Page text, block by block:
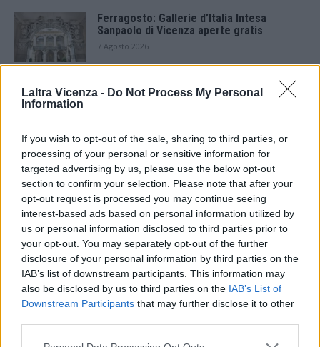
Laltra Vicenza - Do Not Process My Personal
Information
If you wish to opt-out of the sale, sharing to third parties, or
processing of your personal or sensitive information for
targeted advertising by us, please use the below opt-out
section to confirm your selection. Please note that after your
opt-out request is processed you may continue seeing
interest-based ads based on personal information utilized by
us or personal information disclosed to third parties prior to
your opt-out. You may separately opt-out of the further
disclosure of your personal information by third parties on the
IAB’s list of downstream participants. This information may
also be disclosed by us to third parties on the IAB’s List of
Downstream Participants that may further disclose it to other
Ferragosto: Gallerie d’Italia Intesa
Sanpaolo di Vicenza aperte gratis
7 Agosto 2026
Paolo Gnutti premiato come eccellenza
veneta nel mondo all’International
Berici in Festival 2026: a Lonigo “Little
Italy, sulla strada del sogno”
5 Agosto 2026
“Teatro in casa”: il 5 agosto il primo
spettacolo a Marano Vicentino con Maria
Celeste Carobene
4 Agosto 2026
Salotti Urbani 2026 al Bixio di Vicenza:
agosto inizia con libri, poesie e musica